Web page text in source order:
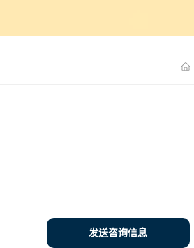
发送咨询信息